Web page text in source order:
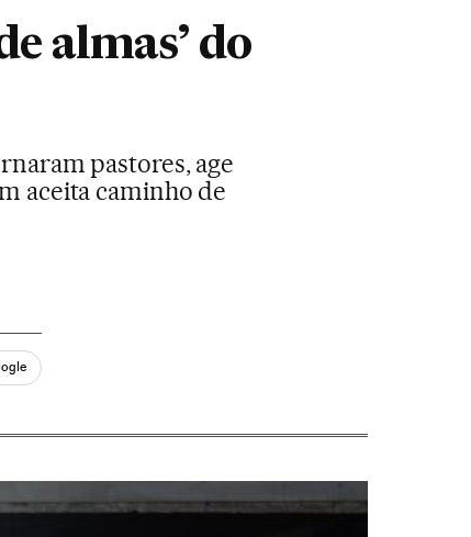
almas’ do
pastores, age
aceita caminho de